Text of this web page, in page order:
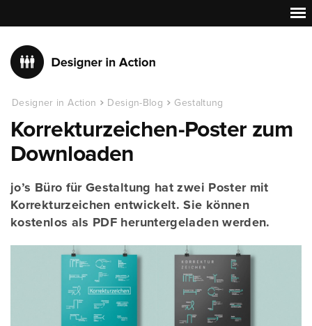
Designer in Action Design-Blog Gestaltung
Korrekturzeichen-Poster zum
Downloaden
jo’s Büro für Gestaltung hat zwei Poster mit
Korrekturzeichen entwickelt. Sie können
kostenlos als PDF heruntergeladen werden.